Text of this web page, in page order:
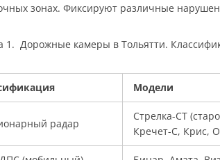
зонах. Фиксируют различные
1. Дорожные камеры в Тольятти.
Модели
радар
Стрелка-СТ
Кречет-С, Крис,